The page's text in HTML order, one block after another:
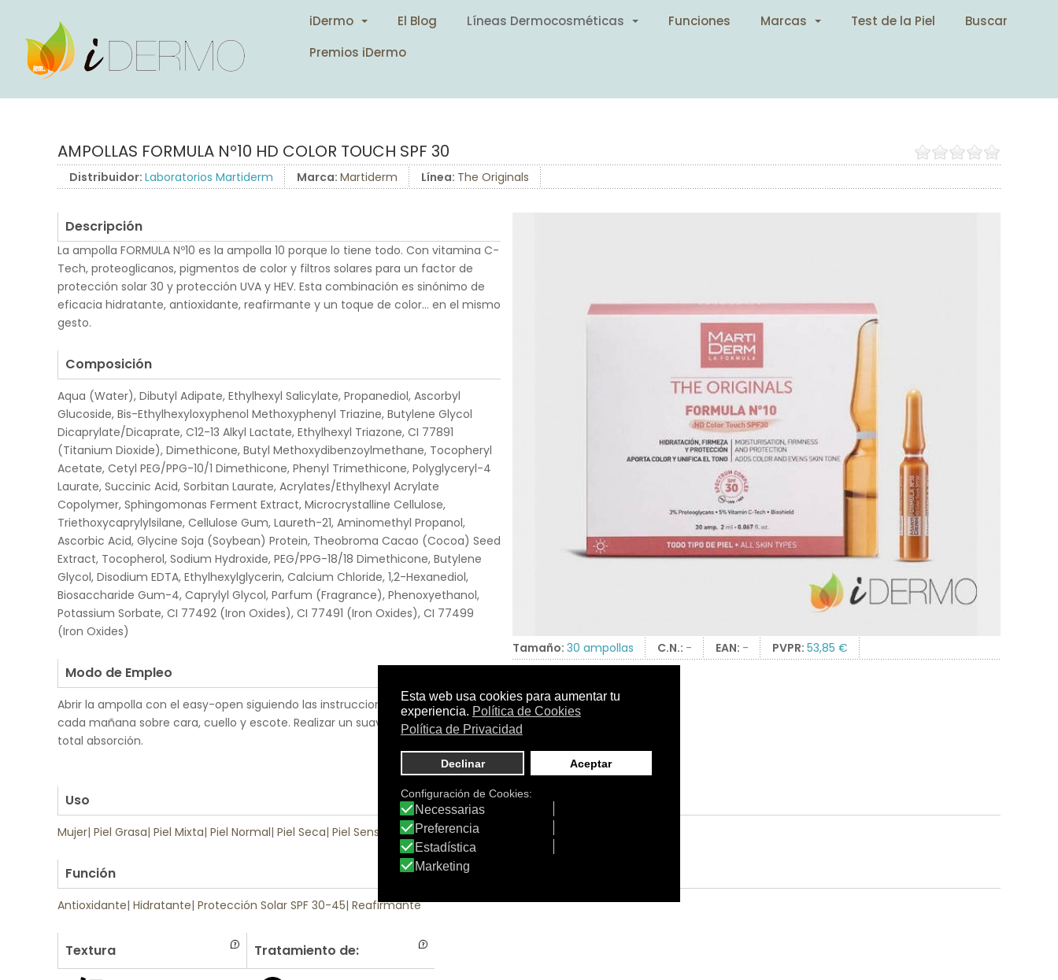
iDermo El Blog Líneas Dermocosméticas Funciones Marcas Test de la Piel
Buscar
Premios iDermo
AMPOLLAS FORMULA Nº10 HD COLOR TOUCH SPF 30
Distribuidor: Laboratorios Martiderm Marca: Martiderm Línea: The Originals
Tamaño: 30 ampollas C.N.: - EAN: - PVPR: 53,85 €
Descripción
La ampolla FORMULA Nº10 es la ampolla 10 porque lo tiene todo. Con vitamina C-
Tech, proteoglicanos, pigmentos de color y filtros solares para un factor de
protección solar 30 y protección UVA y HEV. Esta combinación es sinónimo de
eficacia hidratante, antioxidante, reafirmante y un toque de color… en el mismo
gesto.
Composición
Aqua (Water), Dibutyl Adipate, Ethylhexyl Salicylate, Propanediol, Ascorbyl
Glucoside, Bis-Ethylhexyloxyphenol Methoxyphenyl Triazine, Butylene Glycol
Dicaprylate/Dicaprate, C12-13 Alkyl Lactate, Ethylhexyl Triazone, CI 77891
(Titanium Dioxide), Dimethicone, Butyl Methoxydibenzoylmethane, Tocopheryl
Acetate, Cetyl PEG/PPG-10/1 Dimethicone, Phenyl Trimethicone, Polyglyceryl-4
Laurate, Succinic Acid, Sorbitan Laurate, Acrylates/Ethylhexyl Acrylate
Copolymer, Sphingomonas Ferment Extract, Microcrystalline Cellulose,
Triethoxycaprylylsilane, Cellulose Gum, Laureth-21, Aminomethyl Propanol,
Ascorbic Acid, Glycine Soja (Soybean) Protein, Theobroma Cacao (Cocoa) Seed
Extract, Tocopherol, Sodium Hydroxide, PEG/PPG-18/18 Dimethicone, Butylene
Glycol, Disodium EDTA, Ethylhexylglycerin, Calcium Chloride, 1,2-Hexanediol,
Biosaccharide Gum-4, Caprylyl Glycol, Parfum (Fragrance), Phenoxyethanol,
Potassium Sorbate, CI 77492 (Iron Oxides), CI 77491 (Iron Oxides), CI 77499
(Iron Oxides)
Modo de Empleo
Abrir la ampolla con el easy-open siguiendo las instrucciones de la caja. Aplicar
cada mañana sobre cara, cuello y escote. Realizar un suave masaje hasta su
total absorción.
Uso
Mujer| Piel Grasa| Piel Mixta| Piel Normal| Piel Seca| Piel Sensible |Rostro
Función
Antioxidante| Hidratante| Protección Solar SPF 30-45| Reafirmante
Textura Tratamiento de: